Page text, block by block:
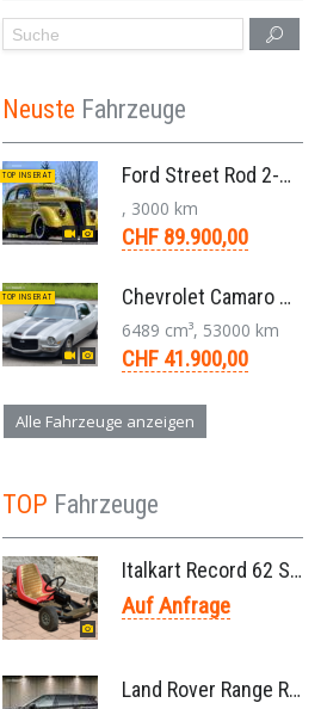
Neuste Fahrzeuge
TOP INSERAT Ford Street Rod 2-Door V8 Aut. 1937
, 3000 km
CHF 89.900,00
TOP INSERAT Chevrolet Camaro SS 396 LS3 Coupe Aut. 1971
6489 cm³, 53000 km
CHF 41.900,00
Alle Fahrzeuge anzeigen
TOP Fahrzeuge
Italkart Record 62 Sidewinder 1961 Rennkart, Parilla V11 Thunderbolt Motor
Auf Anfrage
Land Rover Range Rover Evoque Compact SUV 2.0 TD4 SE AT9 2017